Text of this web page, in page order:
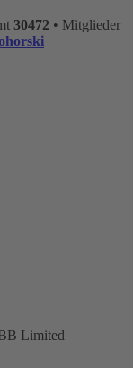
30472 • Mitglieder
Limited